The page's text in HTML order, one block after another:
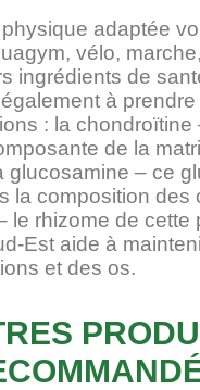
adaptée
vélo,
ingrédients de
à
: la chondroïtine
de la
glucosamine – ce
la composition des
le rhizome de cette
Est aide à
et des os.